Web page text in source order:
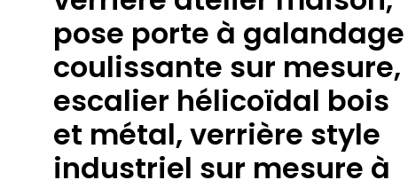
pose porte à galandage
coulissante sur mesure,
escalier hélicoïdal bois
et métal, verrière style
industriel sur mesure à